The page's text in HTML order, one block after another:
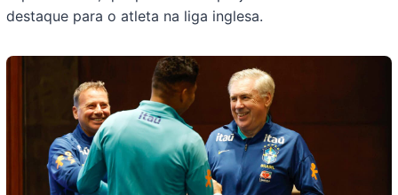
destaque para o atleta na liga inglesa.